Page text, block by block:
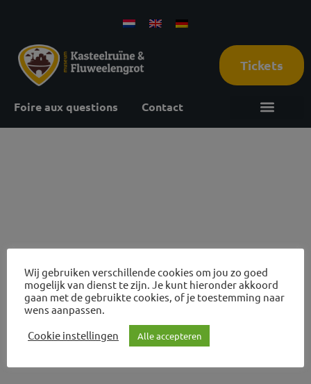
Tickets
Foire aux questions Contact
Avis sur les ruines et visites des grottes
Wij gebruiken verschillende cookies om jou zo goed
mogelijk van dienst te zijn. Je kunt hieronder akkoord
gaan met de gebruikte cookies, of je toestemming naar
wens aanpassen.
Cookie instellingen
Alle accepteren